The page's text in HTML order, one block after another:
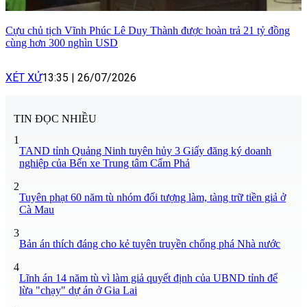
Cựu chủ tịch Vĩnh Phúc Lê Duy Thành được hoàn trả 21 tỷ đồng
cùng hơn 300 nghìn USD
XÉT XỬ13:35 | 26/07/2026
TIN ĐỌC NHIỀU
1
TAND tỉnh Quảng Ninh tuyên hủy 3 Giấy đăng ký doanh
nghiệp của Bến xe Trung tâm Cẩm Phả
2
Tuyên phạt 60 năm tù nhóm đối tượng làm, tàng trữ tiền giả ở
Cà Mau
3
Bản án thích đáng cho kẻ tuyên truyền chống phá Nhà nước
4
Lĩnh án 14 năm tù vì làm giả quyết định của UBND tỉnh để
lừa "chạy" dự án ở Gia Lai